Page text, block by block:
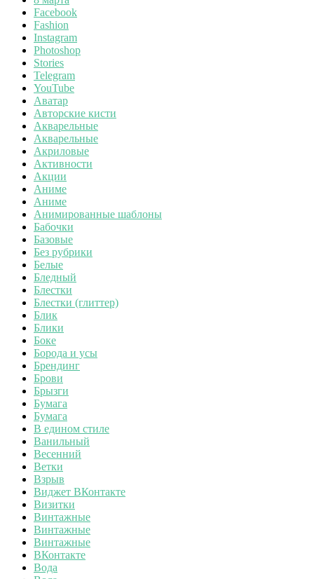
Facebook
Fashion
Instagram
Photoshop
Stories
Telegram
YouTube
Аватар
Авторские кисти
Акварельные
Акварельные
Акриловые
Активности
Акции
Аниме
Аниме
Анимированные шаблоны
Бабочки
Базовые
Без рубрики
Белые
Бледный
Блестки
Блестки (глиттер)
Блик
Блики
Боке
Борода и усы
Брендинг
Брови
Брызги
Бумага
Бумага
В едином стиле
Ванильный
Весенний
Ветки
Взрыв
Виджет ВКонтакте
Визитки
Винтажные
Винтажные
Винтажные
ВКонтакте
Вода